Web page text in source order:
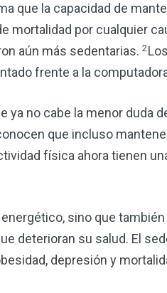
que la capacidad de
mortalidad por cualquier
aún más sedentarias. 2
frente a la
ya no cabe la menor duda
que incluso
física ahora tienen
sino que
deterioran su salud. El
depresión y